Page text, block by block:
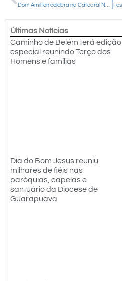
Últimas Notícias
Caminho de Belém terá edição
especial reunindo Terço dos
Homens e famílias
Dia do Bom Jesus reuniu
milhares de fiéis nas
paróquias, capelas e
santuário da Diocese de
Guarapuava